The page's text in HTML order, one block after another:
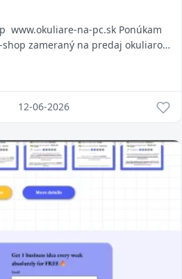
www.okuliare-na-pc.sk Ponúkam
zameraný na predaj okuliarov
nepr...
12-06-2026